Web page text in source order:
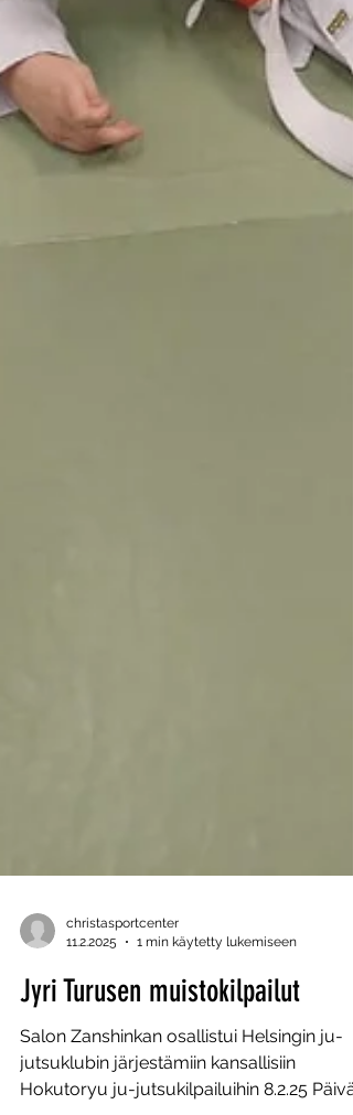
christasportcenter
11.2.2025
1 min käytetty lukemiseen
Jyri Turusen muistokilpailut
Salon Zanshinkan osallistui Helsingin ju-